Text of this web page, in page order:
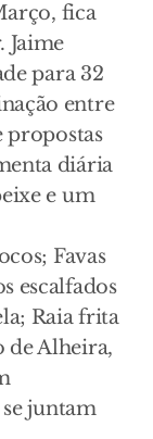
fica
Jaime
para 32
entre
propostas
diária
e um
Favas
escalfados
Raia frita
de Alheira,
juntam